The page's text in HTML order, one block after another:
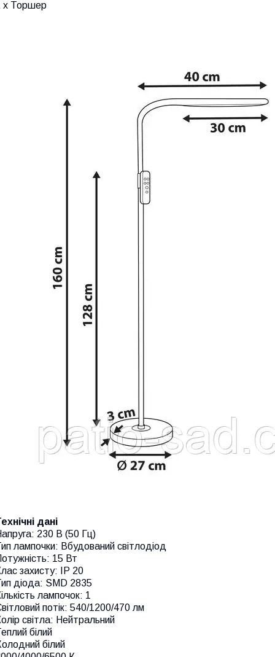
x Торшер
дані
230 В (50 Гц)
лампочки: Вбудований світлодіод
15 Вт
захисту: IP 20
діода: SMD 2835
лампочок: 1
потік: 540/1200/470 лм
світла: Нейтральний
білий
білий